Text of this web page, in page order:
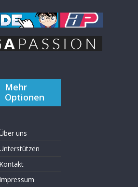
Mehr
Optionen
uns
Kontakt
Impressum